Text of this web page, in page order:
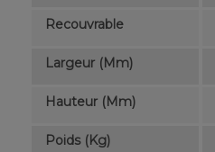
Recouvrable
Largeur (mm)
Hauteur (mm)
Poids (kg)